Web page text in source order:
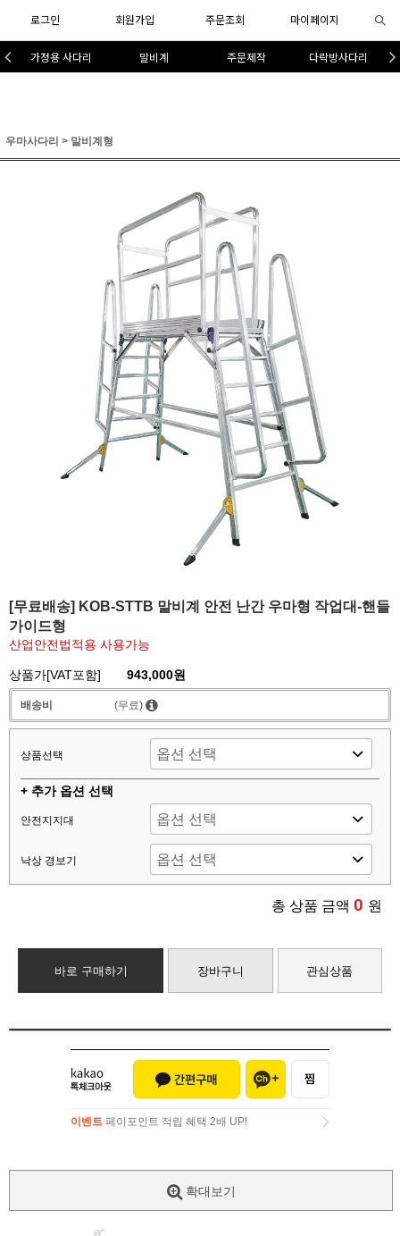
로그인 회원가입 주문조회 마이페이지
가정용 사다리 말비계 주문제작 다락방사다리
우마사다리 > 말비계형
[무료배송] KOB-STTB 말비계 안전 난간 우마형 작업대-핸들
가이드형
산업안전법적용 사용가능
상품가[VAT포함] 943,000원
배송비 (무료)
상품선택
+ 추가 옵션 선택
안전지지대
낙상 경보기
총 상품 금액 0 원
바로 구매하기 장바구니 관심상품
이벤트 페이포인트 적립 혜택 2배 UP!
확대보기